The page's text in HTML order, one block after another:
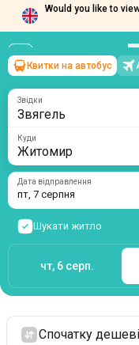
Would you like to
Звягель→Житомир
пт, 7 серпня/1 пасажир
Квитки на автобус
Звідки
Куди
Дата відправлення
пт, 7 серпня
Шукати житло
чт, 6 серп.
Спочатку дешеві